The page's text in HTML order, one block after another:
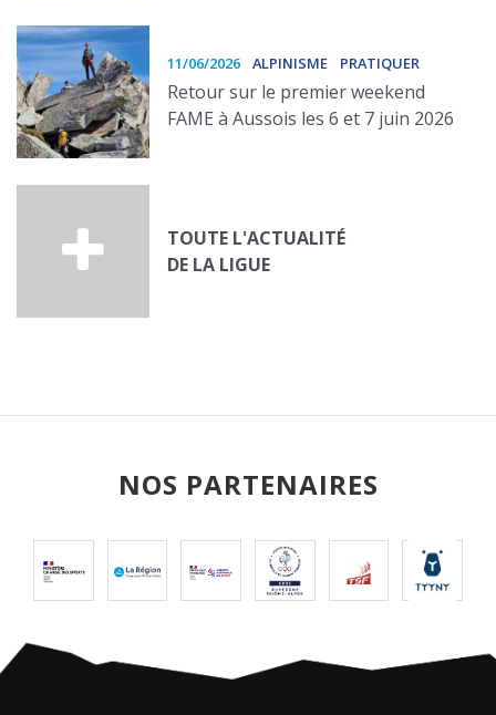
11/06/2026 ALPINISME PRATIQUER
Retour sur le premier weekend
FAME à Aussois les 6 et 7 juin 2026
TOUTE L'ACTUALITÉ
DE LA LIGUE
NOS PARTENAIRES